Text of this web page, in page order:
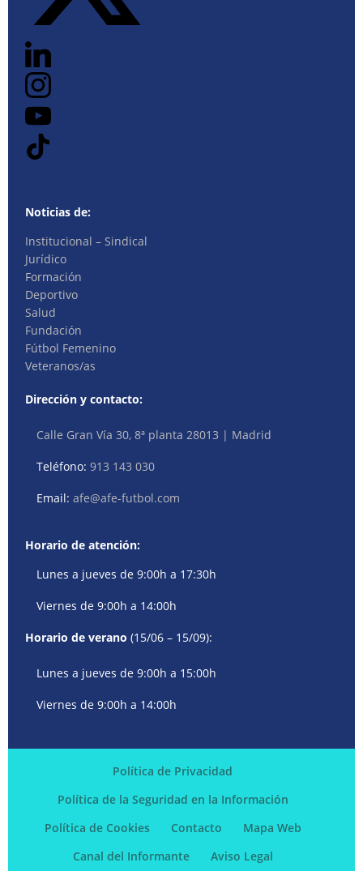
Noticias de:
Institucional – Sindical
Jurídico
Formación
Deportivo
Salud
Fundación
Fútbol Femenino
Veteranos/as
Dirección y contacto:
Calle Gran Vía 30, 8ª planta 28013 | Madrid
Teléfono:913 143 030
Email:afe@afe-futbol.com
Horario de atención:
Lunes a jueves de 9:00h a 17:30h
Viernes de 9:00h a 14:00h
Horario de verano (15/06 – 15/09):
Lunes a jueves de 9:00h a 15:00h
Viernes de 9:00h a 14:00h
Política de Privacidad
Política de la Seguridad en la Información
Política de Cookies
Contacto
Mapa Web
Canal del Informante
Aviso Legal